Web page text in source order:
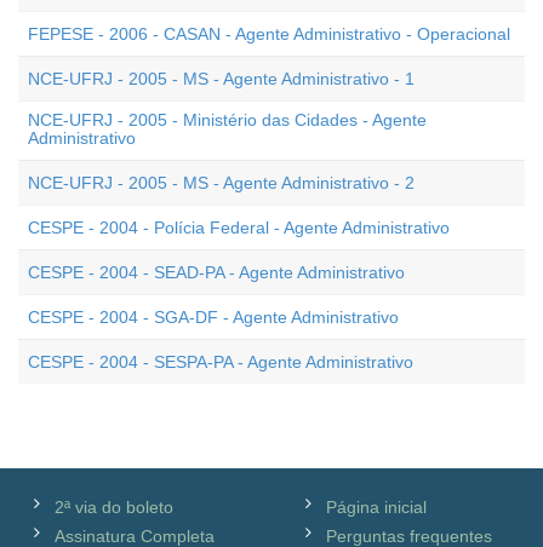
FEPESE - 2006 - CASAN - Agente Administrativo - Operacional
NCE-UFRJ - 2005 - MS - Agente Administrativo - 1
NCE-UFRJ - 2005 - Ministério das Cidades - Agente
Administrativo
NCE-UFRJ - 2005 - MS - Agente Administrativo - 2
CESPE - 2004 - Polícia Federal - Agente Administrativo
CESPE - 2004 - SEAD-PA - Agente Administrativo
CESPE - 2004 - SGA-DF - Agente Administrativo
CESPE - 2004 - SESPA-PA - Agente Administrativo
2ª via do boleto
Assinatura Completa
Página inicial
Perguntas frequentes